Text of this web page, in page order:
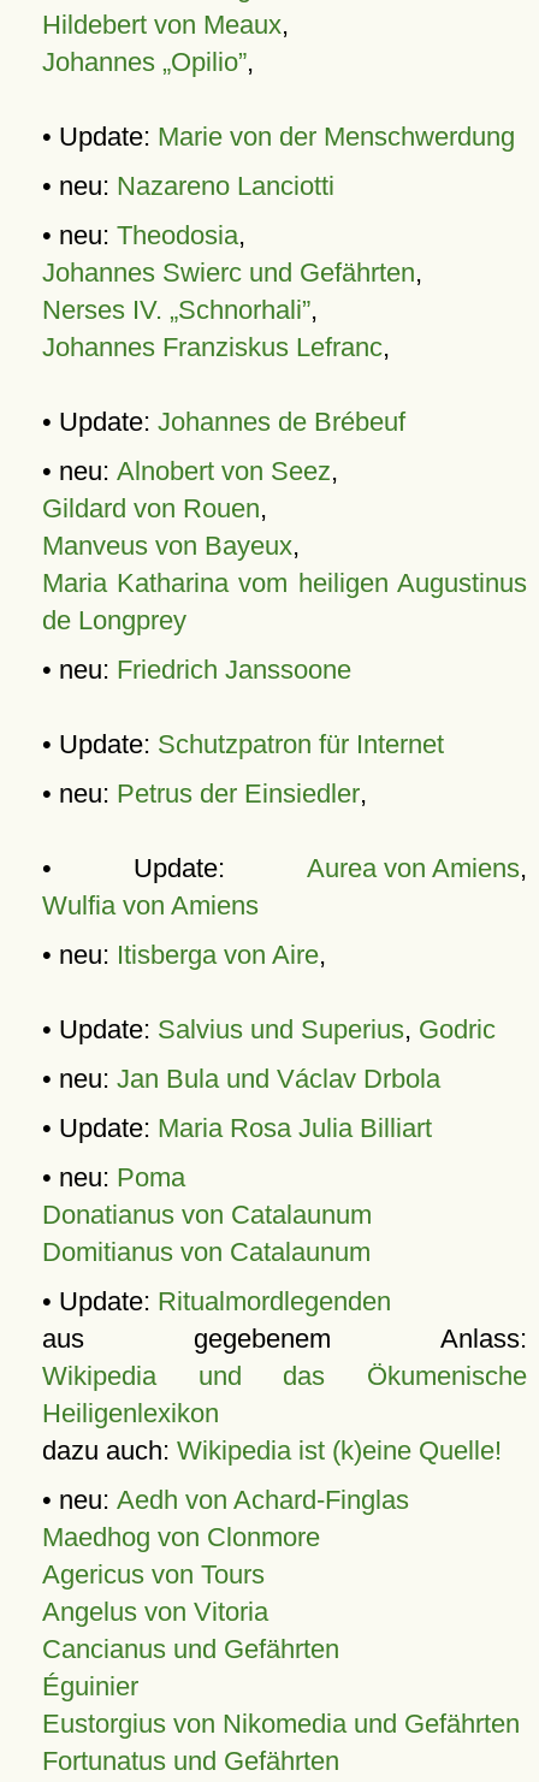
Hildebert von Meaux,
Johannes „Opilio”,
• Update: Marie von der Menschwerdung
• neu: Nazareno Lanciotti
• neu: Theodosia,
Johannes Swierc und Gefährten,
Nerses IV. „Schnorhali”,
Johannes Franziskus Lefranc,
• Update: Johannes de Brébeuf
• neu: Alnobert von Seez,
Gildard von Rouen,
Manveus von Bayeux,
Maria Katharina vom heiligen Augustinus
de Longprey
• neu: Friedrich Janssoone
• Update: Schutzpatron für Internet
• neu: Petrus der Einsiedler,
• Update: Aurea von Amiens,
Wulfia von Amiens
• neu: Itisberga von Aire,
• Update: Salvius und Superius, Godric
• neu: Jan Bula und Václav Drbola
• Update: Maria Rosa Julia Billiart
• neu: Poma
Donatianus von Catalaunum
Domitianus von Catalaunum
• Update: Ritualmordlegenden
aus gegebenem Anlass:
Wikipedia und das Ökumenische
Heiligenlexikon
dazu auch: Wikipedia ist (k)eine Quelle!
• neu: Aedh von Achard-Finglas
Maedhog von Clonmore
Agericus von Tours
Angelus von Vitoria
Cancianus und Gefährten
Éguinier
Eustorgius von Nikomedia und Gefährten
Fortunatus und Gefährten